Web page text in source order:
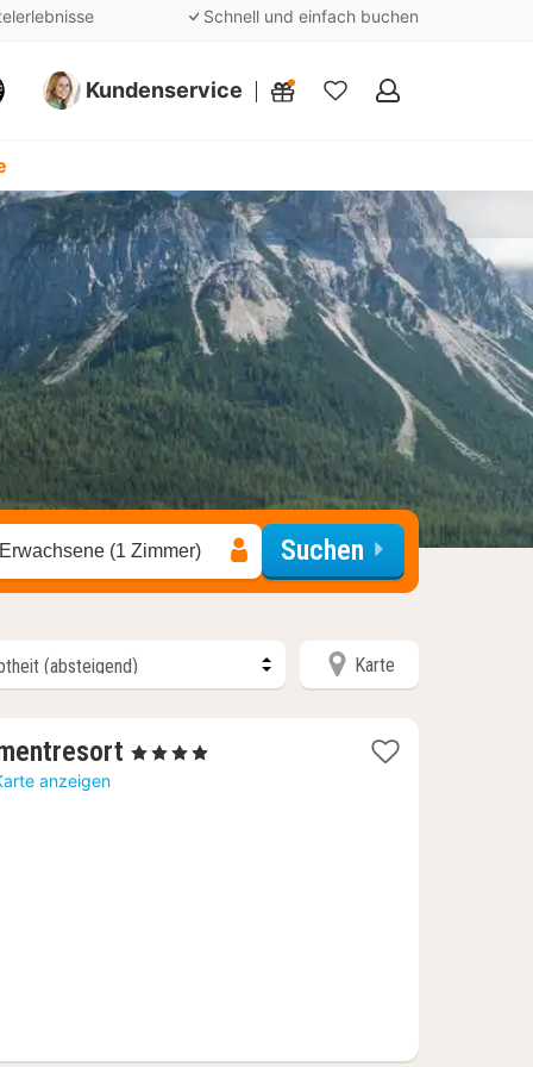
Schnell und einfach buchen
Kundenservice
Meine
(1 Zimmer) Suchen
Karte
1
, 4 Sterne
anzeigen